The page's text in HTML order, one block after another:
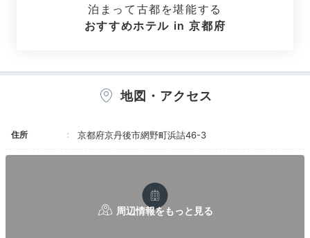
お部屋から見える夕日で心のお洗濯を。7室だけの客室
はオーシャンフロントに建ち、専用の露天風呂が付いて
小学生以下は宿泊できず、静かに過ごせます。
泊まって古都を堪能する
おすすめホテル in 京都府
地図・アクセス
住所 京都府京丹後市網野町浜詰46-3